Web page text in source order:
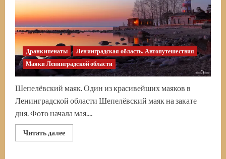
Дранкипенаты
Ленинградская область. Автопутешествия
Маяки Ленинградской области
Шепелёвский маяк. Один из красивейших маяков в
Ленинградской области Шепелёвский маяк на закате
дня. Фото начала мая....
Читать далееПрочитать
больше